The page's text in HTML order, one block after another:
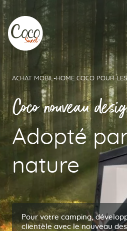
Aller au menu
Aller au contenu
Coco nouveau
Adopté
nature
ACHAT MOBIL-HOME COCO POUR
Pour votre camping,
clientèle avec le nouveau